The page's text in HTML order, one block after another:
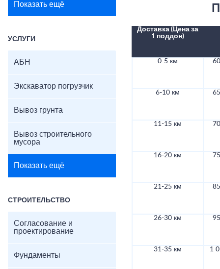
Показать ещё
УСЛУГИ
АБН
Экскаватор погрузчик
Вывоз грунта
Вывоз строительного
мусора
Показать ещё
СТРОИТЕЛЬСТВО
Согласование и
проектирование
Фундаменты
Доставка (Цена за
1 поддон)
0-5 км
6-10 км
11-15 км
16-20 км
21-25 км
26-30 км
31-35 км 1